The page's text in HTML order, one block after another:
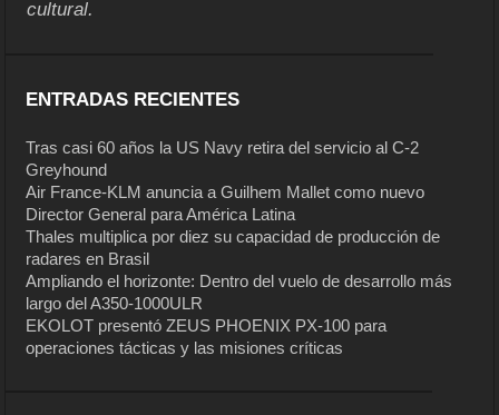
cultural.
ENTRADAS RECIENTES
Tras casi 60 años la US Navy retira del servicio al C-2
Greyhound
Air France-KLM anuncia a Guilhem Mallet como nuevo
Director General para América Latina
Thales multiplica por diez su capacidad de producción de
radares en Brasil
Ampliando el horizonte: Dentro del vuelo de desarrollo más
largo del A350-1000ULR
EKOLOT presentó ZEUS PHOENIX PX-100 para
operaciones tácticas y las misiones críticas